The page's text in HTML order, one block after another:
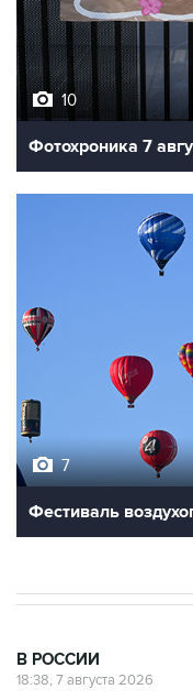
10
Фотохроника 7
7
Фестиваль
В РОССИИ
18:38, 7 августа 2026